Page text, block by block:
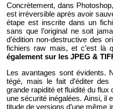
Concrè­te­ment, dans
est ir­ré­ver­sible après avoir
étape est ins­crite dans un
sans que l’ori­gi­nal ne soit
d’édi­tion non-des­truc­tive des
fi­chiers raw mais, et c’est là
éga­le­ment sur les JPEG &
Les avan­tages sont évi­dents.
tégé, mais le fait d’édi­ter
grande ra­pi­dité et flui­dité du
une sé­cu­rité in­éga­lées. Ainsi, il
ti­tude de ver­sions d’une même